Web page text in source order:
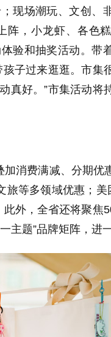
现场潮玩、文创、
阵，小龙虾、各色
验和抽奖活动。带
子过来逛逛。市集
真好。”市集活动将
加消费满减、分期优
旅等多领域优惠；美
此外，全省还将聚焦
主题”品牌矩阵，进